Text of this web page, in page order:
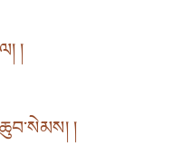
།
།